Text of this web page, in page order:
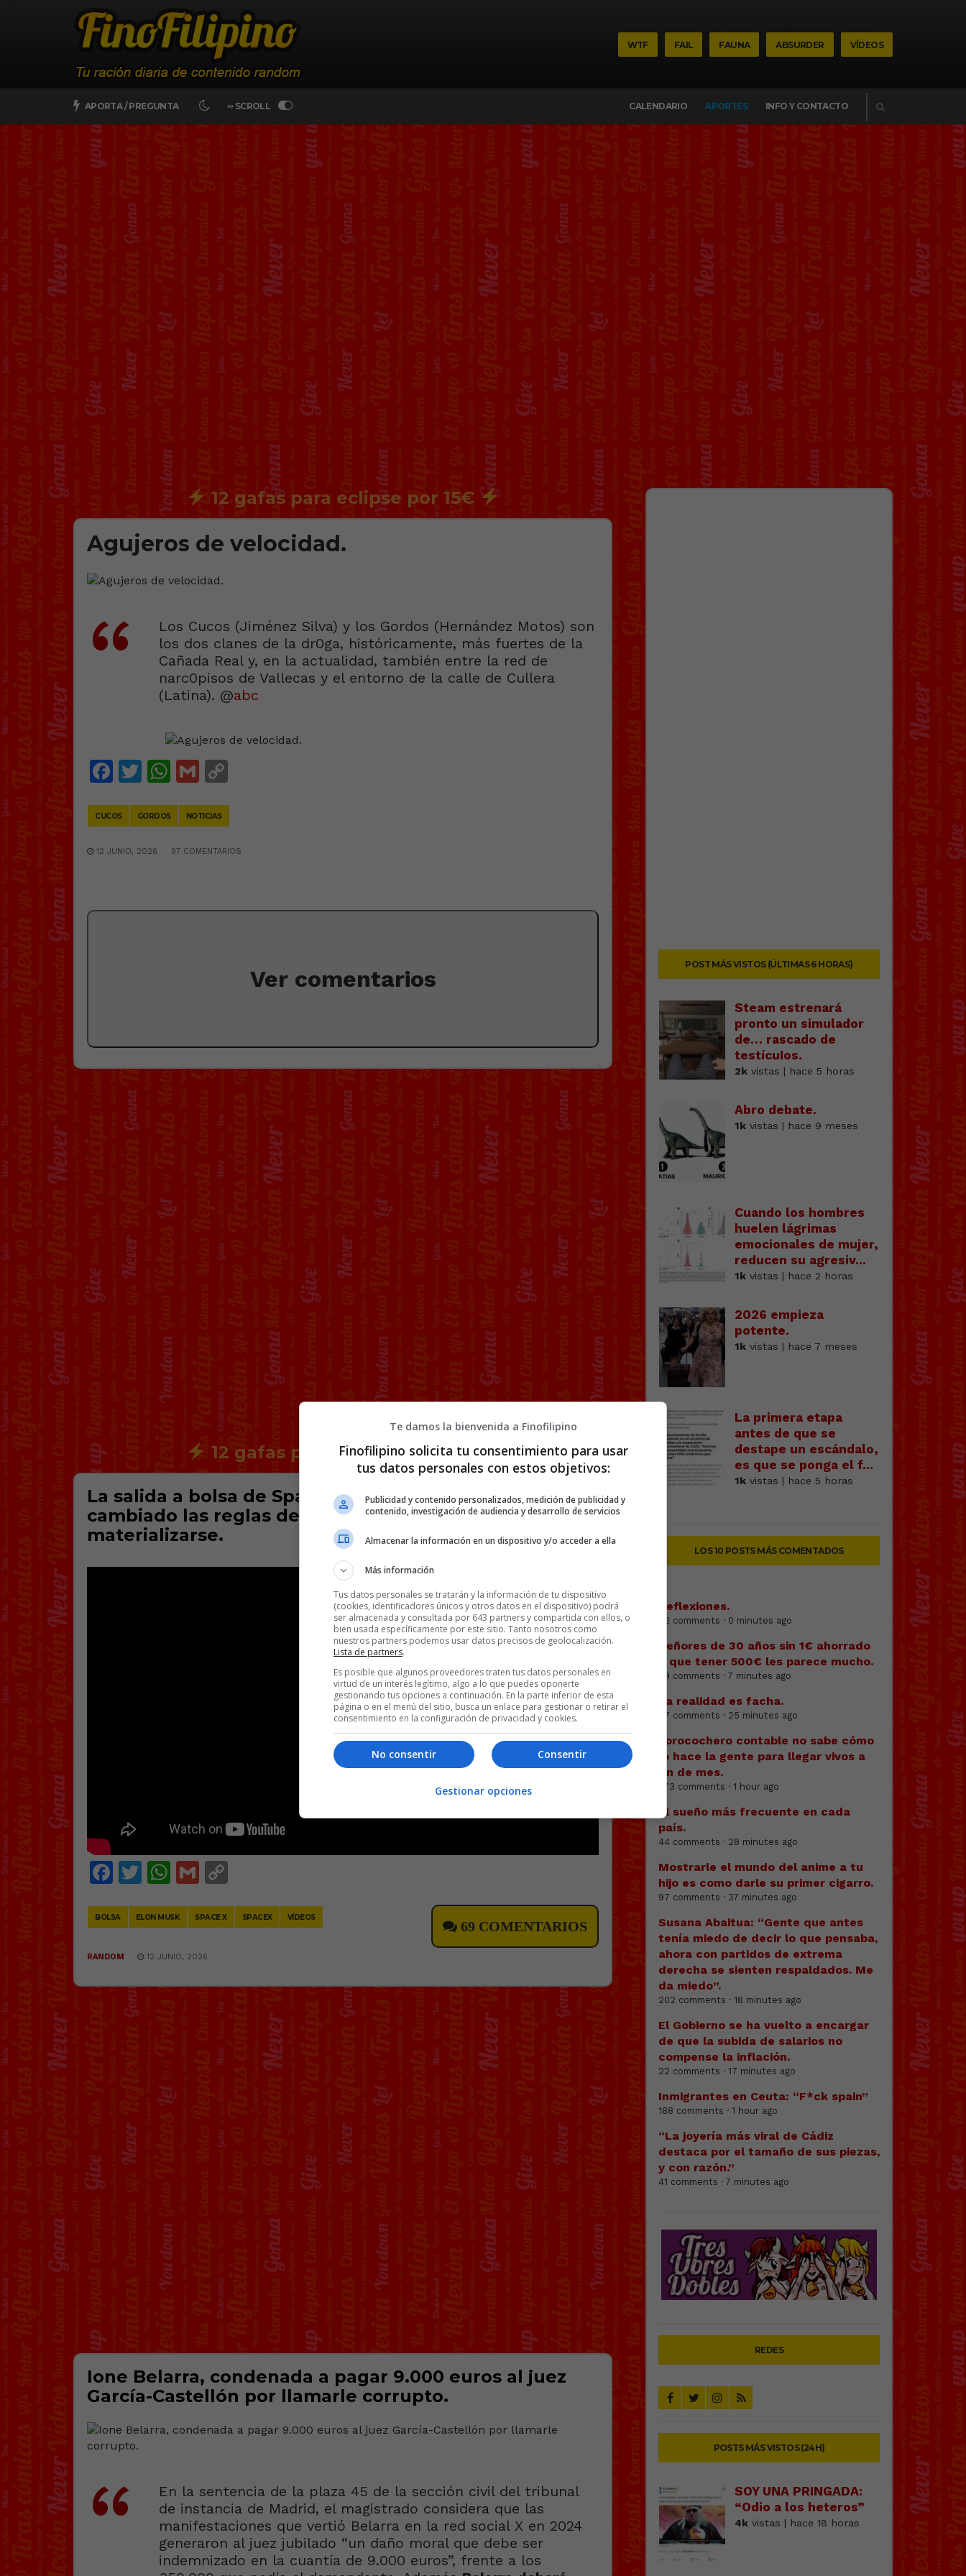
WTF FAIL FAUNA ABSURDER VÍDEOS
APORTA / PREGUNTA ∞ SCROLL
BUSCAR
CALENDARIO
APORTES INFO Y CONTACTO
12 gafas para eclipse por 15€
Agujeros de velocidad.
Los Cucos (Jiménez Silva) y los Gordos (Hernández Motos) son
los dos clanes de la dr0ga, históricamente, más fuertes de la
Cañada Real y, en la actualidad, también entre la red de
narc0pisos de Vallecas y el entorno de la calle de Cullera
(Latina). @abc
Facebook
Twitter
WhatsApp
Gmail
CUCOS GORDOS NOTICIAS
12 JUNIO, 2026 97 COMENTARIOS
Ver comentarios
12 gafas para eclipse por 15€
La salida a bolsa de Space X es tan disruptiva que ha
cambiado las reglas del mercado antes de
materializarse.
Facebook
Twitter
WhatsApp
Gmail
BOLSA ELON MUSK SPACE X SPACEX VÍDEOS
69 COMENTARIOS
RANDOM 12 JUNIO, 2026
Ione Belarra, condenada a pagar 9.000 euros al juez
García-Castellón por llamarle corrupto.
En la sentencia de la plaza 45 de la sección civil del tribunal
de instancia de Madrid, el magistrado considera que las
manifestaciones que vertió Belarra en la red social X en 2024
generaron al juez jubilado “un daño moral que debe ser
indemnizado en la cuantía de 9.000 euros”, frente a los
POST MÁS VISTOS (ÚLTIMAS 6 HORAS)
Steam estrenará
pronto un simulador
de… rascado de
testícuIos.
2kvistas | hace 5 horas
Abro debate.
1kvistas | hace 9 meses
Cuando los hombres
huelen lágrimas
emocionales de mujer,
reducen su agresiv...
1kvistas | hace 2 horas
2026 empieza
potente.
1kvistas | hace 7 meses
La primera etapa
antes de que se
destape un escándalo,
es que se ponga el f...
1kvistas | hace 5 horas
LOS 10 POSTS MÁS COMENTADOS
Reflexiones.
62 comments · 0 minutes ago
Señores de 30 años sin 1€ ahorrado
o que tener 500€ les parece mucho.
79 comments · 7 minutes ago
La realidad es facha.
97 comments · 25 minutes ago
Forocochero contable no sabe cómo
lo hace la gente para llegar vivos a
fin de mes.
373 comments · 1 hour ago
El sueño más frecuente en cada
país.
44 comments · 28 minutes ago
Mostrarle el mundo del anime a tu
hijo es como darle su primer cigarro.
97 comments · 37 minutes ago
Susana Abaitua: “Gente que antes
tenía miedo de decir lo que pensaba,
ahora con partidos de extrema
derecha se sienten respaldados. Me
da miedo”.
202 comments · 18 minutes ago
El Gobierno se ha vuelto a encargar
de que la subida de salarios no
compense la inflación.
22 comments · 17 minutes ago
Inmigrantes en Ceuta: “F*ck spain”
188 comments · 1 hour ago
“La joyería más viral de Cádiz
destaca por el tamaño de sus piezas,
y con razón.”
41 comments · 7 minutes ago
REDES
POSTS MÁS VISTOS (24H)
SOY UNA PRINGADA:
“Odio a los heteros”
4kvistas | hace 18 horas
Te damos la bienvenida a Finofilipino
Finofilipino solicita tu consentimiento para usar
tus datos personales con estos objetivos:
Publicidad y contenido personalizados, medición de publicidad y
contenido, investigación de audiencia y desarrollo de servicios
Almacenar la información en un dispositivo y/o acceder a ella
Más información
Tus datos personales se tratarán y la información de tu dispositivo
(cookies, identificadores únicos y otros datos en el dispositivo) podrá
ser almacenada y consultada por 643 partners y compartida con ellos, o
bien usada específicamente por este sitio. Tanto nosotros como
nuestros partners podemos usar datos precisos de geolocalización.
Lista de partners.
Es posible que algunos proveedores traten tus datos personales en
virtud de un interés legítimo, algo a lo que puedes oponerte
gestionando tus opciones a continuación. En la parte inferior de esta
página o en el menú del sitio, busca un enlace para gestionar o retirar el
consentimiento en la configuración de privacidad y cookies.
Consentir
No consentir
Gestionar opciones